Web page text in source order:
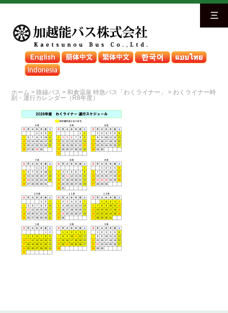
三
ホーム > 路線バス >和倉温泉 特急バス「わくライナー」 > わくライナー時
刻・運行カレンダー（R8年度）